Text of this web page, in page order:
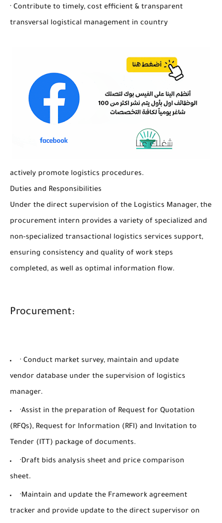
· Contribute to timely, cost efficient & transparent
transversal logistical management in country
actively promote logistics procedures.
Duties and Responsibilities
Under the direct supervision of the Logistics Manager, the
procurement intern provides a variety of specialized and
non-specialized transactional logistics services support,
ensuring consistency and quality of work steps
completed, as well as optimal information flow.
Procurement:
· Conduct market survey, maintain and update
vendor database under the supervision of logistics
manager.
·Assist in the preparation of Request for Quotation
(RFQs), Request for Information (RFI) and Invitation to
Tender (ITT) package of documents.
·Draft bids analysis sheet and price comparison
sheet.
·Maintain and update the Framework agreement
tracker and provide update to the direct supervisor on